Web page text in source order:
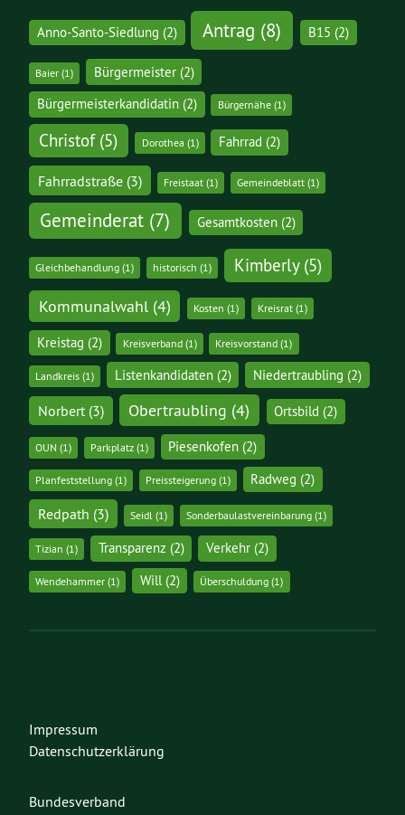
Anno-Santo-Siedlung (2) Antrag (8) B15 (2)
Baier (1) Bürgermeister(2)
Bürgermeisterkandidatin(2) Bürgernähe(1)
Christof(5) Dorothea (1) Fahrrad (2)
Fahrradstraße(3) Freistaat (1) Gemeindeblatt(1)
Gemeinderat (7) Gesamtkosten(2)
Gleichbehandlung (1) historisch (1) Kimberly(5)
Kommunalwahl(4) Kosten (1) Kreisrat(1)
Kreistag (2) Kreisverband(1) Kreisvorstand (1)
Landkreis (1) Listenkandidaten(2) Niedertraubling (2)
Norbert(3) Obertraubling (4) Ortsbild (2)
OUN (1) Parkplatz(1) Piesenkofen (2)
Planfeststellung (1) Preissteigerung(1) Radweg (2)
Redpath (3) Seidl (1) Sonderbaulastvereinbarung(1)
Tizian (1) Transparenz (2) Verkehr(2)
Wendehammer (1) Will(2) Überschuldung (1)
Impressum
Datenschutzerklärung
Bundesverband